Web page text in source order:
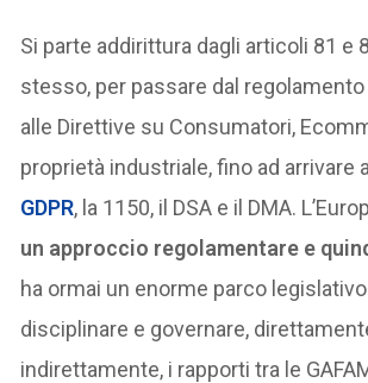
Si parte addirittura dagli articoli 81 e
stesso, per passare dal regolamento
alle Direttive su Consumatori,
proprietà industriale, fino ad arrivare
GDPR, la 1150, il DSA e il DMA.
un approccio regolamentare e
ha ormai un enorme parco
disciplinare e governare,
indirettamente, i rapporti tra le